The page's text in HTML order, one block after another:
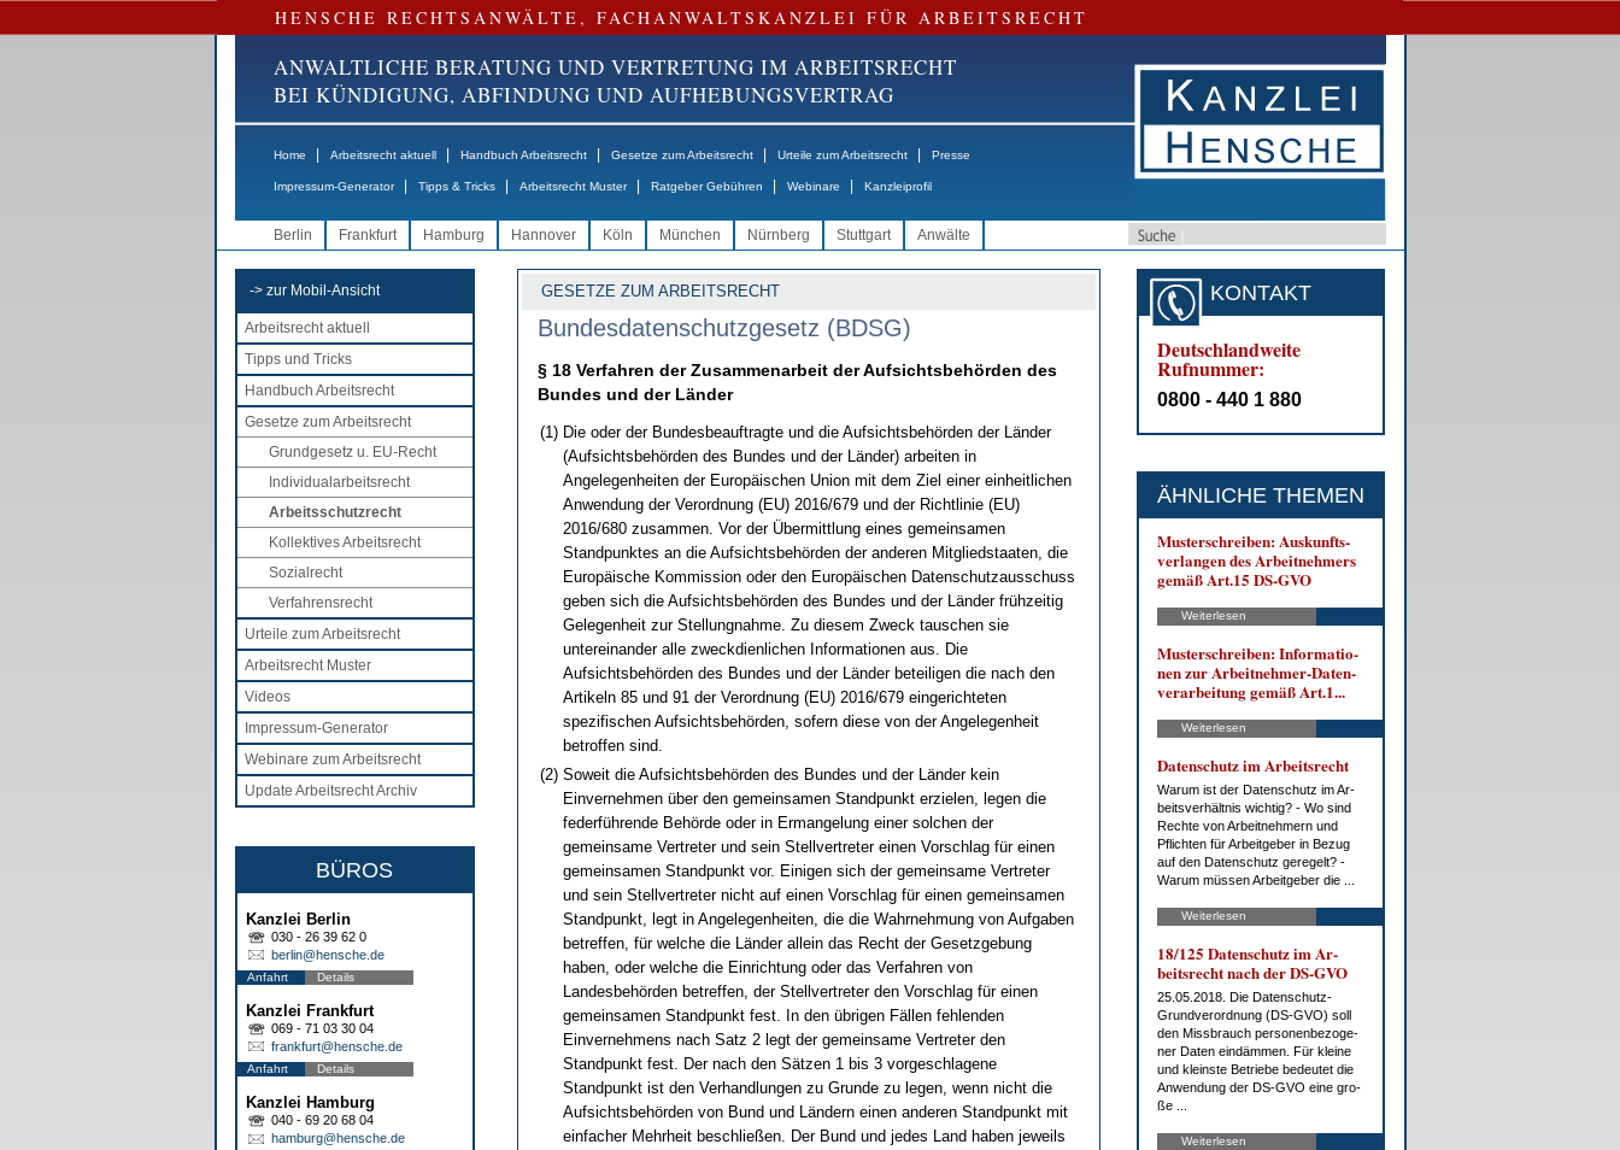
HENSCHE RECHTSANWÄLTE, FACHANWALTSKANZLEI FÜR ARBEITSRECHT
ANWALTLICHE BERATUNG UND VERTRETUNG IM ARBEITSRECHT
BEI KÜNDIGUNG, ABFINDUNG UND AUFHEBUNGSVERTRAG
Home Arbeitsrecht aktuell Handbuch Arbeitsrecht Gesetze zum Arbeitsrecht Urteile zum Arbeitsrecht Presse
Impressum-Generator Tipps & Tricks Arbeitsrecht Muster Ratgeber Gebühren Webinare Kanzleiprofil
Berlin Frankfurt Hamburg Hannover Köln München Nürnberg Stuttgart Anwälte
-> zur Mobil-Ansicht
Arbeitsrecht aktuell
Tipps und Tricks
Handbuch Arbeitsrecht
Gesetze zum Arbeitsrecht
Grundgesetz u. EU-Recht
Individualarbeitsrecht
Arbeitsschutzrecht
Kollektives Arbeitsrecht
Sozialrecht
Verfahrensrecht
Urteile zum Arbeitsrecht
Arbeitsrecht Muster
Videos
Impressum-Generator
Webinare zum Arbeitsrecht
Update Arbeitsrecht Archiv
BÜROS
Kanzlei Berlin
030 - 26 39 62 0
berlin@hensche.de
Anfahrt Details
Kanzlei Frankfurt
069 - 71 03 30 04
frankfurt@hensche.de
Anfahrt Details
Kanzlei Hamburg
040 - 69 20 68 04
hamburg@hensche.de
GESETZE ZUM ARBEITSRECHT
Bundesdatenschutzgesetz (BDSG)
§ 18 Verfahren der Zusammenarbeit der Aufsichtsbehörden des
Bundes und der Länder
(1) Die oder der Bundesbeauftragte und die Aufsichtsbehörden der Länder
(Aufsichtsbehörden des Bundes und der Länder) arbeiten in
Angelegenheiten der Europäischen Union mit dem Ziel einer einheitlichen
Anwendung der Verordnung (EU) 2016/679 und der Richtlinie (EU)
2016/680 zusammen. Vor der Übermittlung eines gemeinsamen
Standpunktes an die Aufsichtsbehörden der anderen Mitgliedstaaten, die
Europäische Kommission oder den Europäischen Datenschutzausschuss
geben sich die Aufsichtsbehörden des Bundes und der Länder frühzeitig
Gelegenheit zur Stellungnahme. Zu diesem Zweck tauschen sie
untereinander alle zweckdienlichen Informationen aus. Die
Aufsichtsbehörden des Bundes und der Länder beteiligen die nach den
Artikeln 85 und 91 der Verordnung (EU) 2016/679 eingerichteten
spezifischen Aufsichtsbehörden, sofern diese von der Angelegenheit
betroffen sind.
(2) Soweit die Aufsichtsbehörden des Bundes und der Länder kein
Einvernehmen über den gemeinsamen Standpunkt erzielen, legen die
federführende Behörde oder in Ermangelung einer solchen der
gemeinsame Vertreter und sein Stellvertreter einen Vorschlag für einen
gemeinsamen Standpunkt vor. Einigen sich der gemeinsame Vertreter
und sein Stellvertreter nicht auf einen Vorschlag für einen gemeinsamen
Standpunkt, legt in Angelegenheiten, die die Wahrnehmung von Aufgaben
betreffen, für welche die Länder allein das Recht der Gesetzgebung
haben, oder welche die Einrichtung oder das Verfahren von
Landesbehörden betreffen, der Stellvertreter den Vorschlag für einen
gemeinsamen Standpunkt fest. In den übrigen Fällen fehlenden
Einvernehmens nach Satz 2 legt der gemeinsame Vertreter den
Standpunkt fest. Der nach den Sätzen 1 bis 3 vorgeschlagene
Standpunkt ist den Verhandlungen zu Grunde zu legen, wenn nicht die
Aufsichtsbehörden von Bund und Ländern einen anderen Standpunkt mit
einfacher Mehrheit beschließen. Der Bund und jedes Land haben jeweils
KONTAKT
Deutschlandweite
Rufnummer:
0800 - 440 1 880
ÄHNLICHE THEMEN
Mus­ter­schrei­ben: Aus­kunfts­
ver­lan­gen des Ar­beit­neh­mers
ge­mäß Art.15 DS-GVO
Weiterlesen
Mus­ter­schrei­ben: In­for­ma­tio­
nen zur Ar­beit­neh­mer-Da­ten­
ver­ar­bei­tung ge­mäß Art.1...
Weiterlesen
Da­ten­schutz im Ar­beits­recht
War­um ist der Da­ten­schutz im Ar­
beits­ver­hält­nis wich­tig? - Wo sind
Rech­te von Ar­beit­neh­mern und
Pflich­ten für Ar­beit­ge­ber in Be­zug
auf den Da­ten­schutz ge­re­gelt? -
War­um müs­sen Ar­beit­ge­ber die ...
Weiterlesen
18/125 Da­ten­schutz im Ar­
beits­recht nach der DS-GVO
25.05.2018. Die Da­ten­schutz-
Grund­ver­ord­nung (DS-GVO) soll
den Miss­brauch per­so­nen­be­zo­ge­
ner Da­ten ein­däm­men. Für klei­ne
und kleins­te Be­trie­be be­deu­tet die
An­wen­dung der DS-GVO ei­ne gro­
ße ...
Weiterlesen